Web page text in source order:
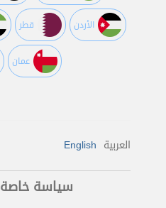
اﻷردن قطر
عمان
العربية English
سياسة خاصة